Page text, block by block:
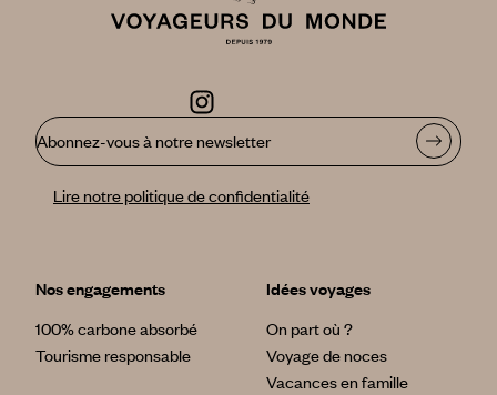
Abonnez-vous à notre newsletter
Lire notre politique de confidentialité
Nos engagements
100% carbone absorbé
Tourisme responsable
Idées voyages
On part où ?
Voyage de noces
Vacances en famille